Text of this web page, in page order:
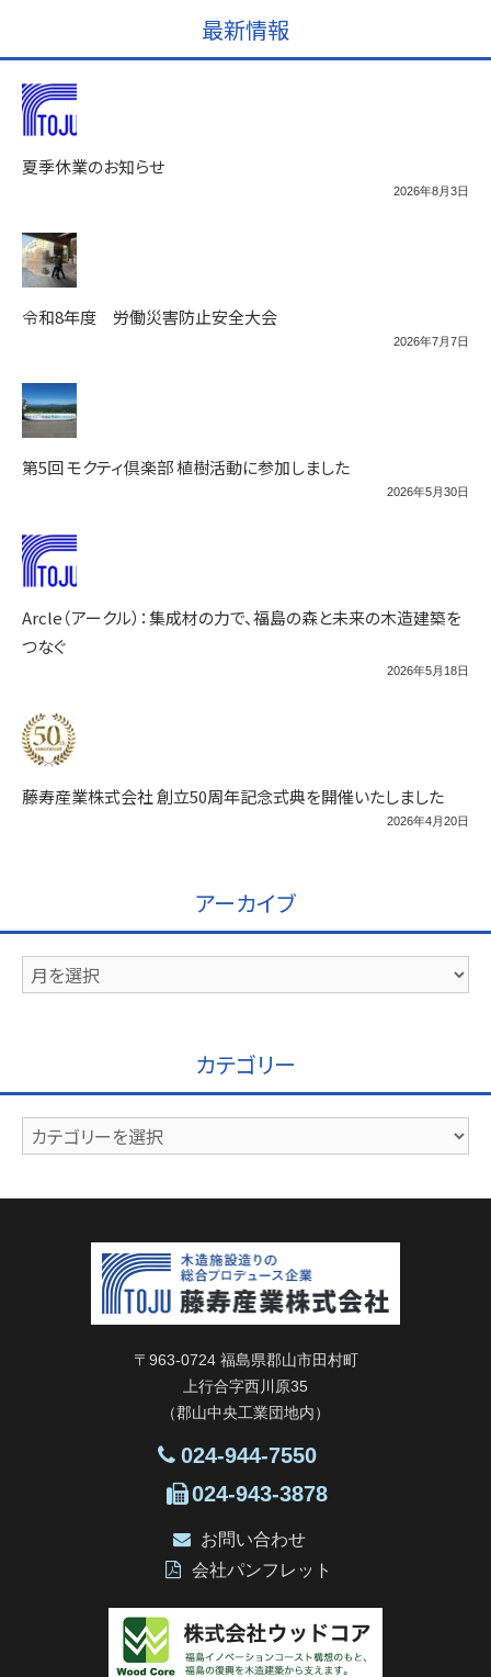
最新情報
夏季休業のお知らせ
2026年8月3日
令和8年度 労働災害防止安全大会
2026年7月7日
第5回 モクティ倶楽部 植樹活動に参加しました
2026年5月30日
Arcle（アークル）：集成材の力で、福島の森と未来の木造建築を
つなぐ
2026年5月18日
藤寿産業株式会社 創立50周年記念式典を開催いたしました
2026年4月20日
アーカイブ
ア
ー
カテゴリー
カ
テ
〒963-0724 福島県郡山市田村町
上行合字西川原35
（郡山中央工業団地内）
024-944-7550
024-943-3878
お問い合わせ
会社パンフレット